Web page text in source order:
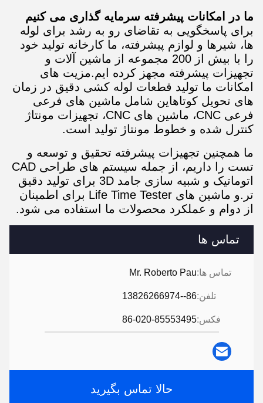
تماس ها
تماس ها:Mr. Roberto Pau
تلفن:86--13826266974
فکس:86-020-85553495
حالا تماس بگیرید
ما در امکانات پیشرفته سرمایه گذاری می کنیم
برای پاسخگویی به تقاضای رو به رشد برای لوله
ها، شیرها و لوازم پیشرفته، ما کارخانه تولید خود
را با بیش از 200 مجموعه از ماشین آلات و
تجهیزات پیشرفته مجهز کرده ایم.مزیت های
امکانات ما تولید قطعات لوله کشی دقیق در زمان
های تحویل کوتاهاین شامل ماشین های فرعی
فرعی CNC، ماشین های CNC، تجهیزات مونتاژ
کنترل شده و خطوط مونتاژ تولید است.
ما همچنین تجهیزات پیشرفته تحقیق و توسعه و
تست را داریم، از جمله سیستم های طراحی CAD
اتوماتیک و شبیه سازی جامد 3D برای تولید دقیق
تر.و ماشین های Life Time Tester برای اطمینان
از دوام و عملکرد محصولات ما استفاده می شود.